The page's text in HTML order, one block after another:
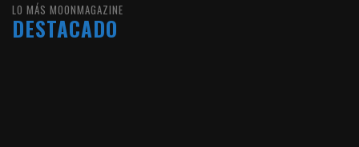
LO MÁS MOONMAGAZINE
DESTACADO